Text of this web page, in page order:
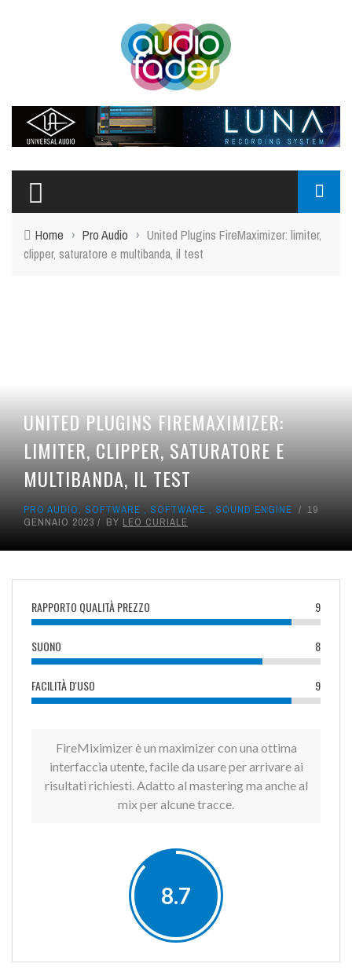
Home › Pro Audio › United Plugins FireMaximizer: limiter,
clipper, saturatore e multibanda, il test
UNITED PLUGINS FIREMAXIMIZER:
LIMITER, CLIPPER, SATURATORE E
MULTIBANDA, IL TEST
PRO AUDIO, SOFTWARE , SOFTWARE , SOUND ENGINE
19
GENNAIO 2023
BY LEO CURIALE
RAPPORTO QUALITÀ PREZZO 9
SUONO 8
FACILITÀ D'USO 9
FireMiximizer è un maximizer con una ottima
interfaccia utente, facile da usare per arrivare ai
risultati richiesti. Adatto al mastering ma anche al
mix per alcune tracce.
8.7